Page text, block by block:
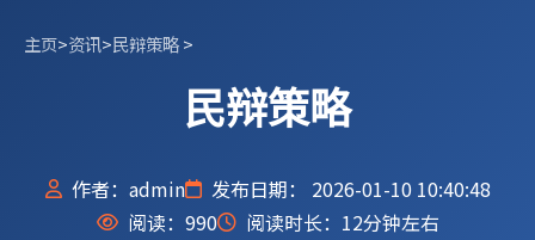
主页>资讯>民辩策略>
民辩策略
作者：admin
发布日期： 2026-01-10 10:40:48
阅读： 990 阅读时长：12分钟左右